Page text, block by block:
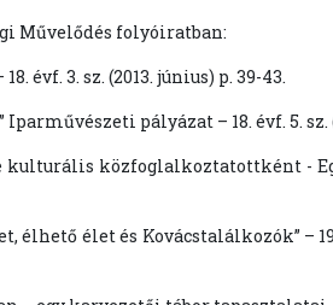
Művelődés folyóiratban:
évf. 3. sz. (2013. június) p. 39-43.
pályázat – 18. évf. 5. sz.
közfoglalkoztatottként -
élhető élet és Kovácstalálkozók” –